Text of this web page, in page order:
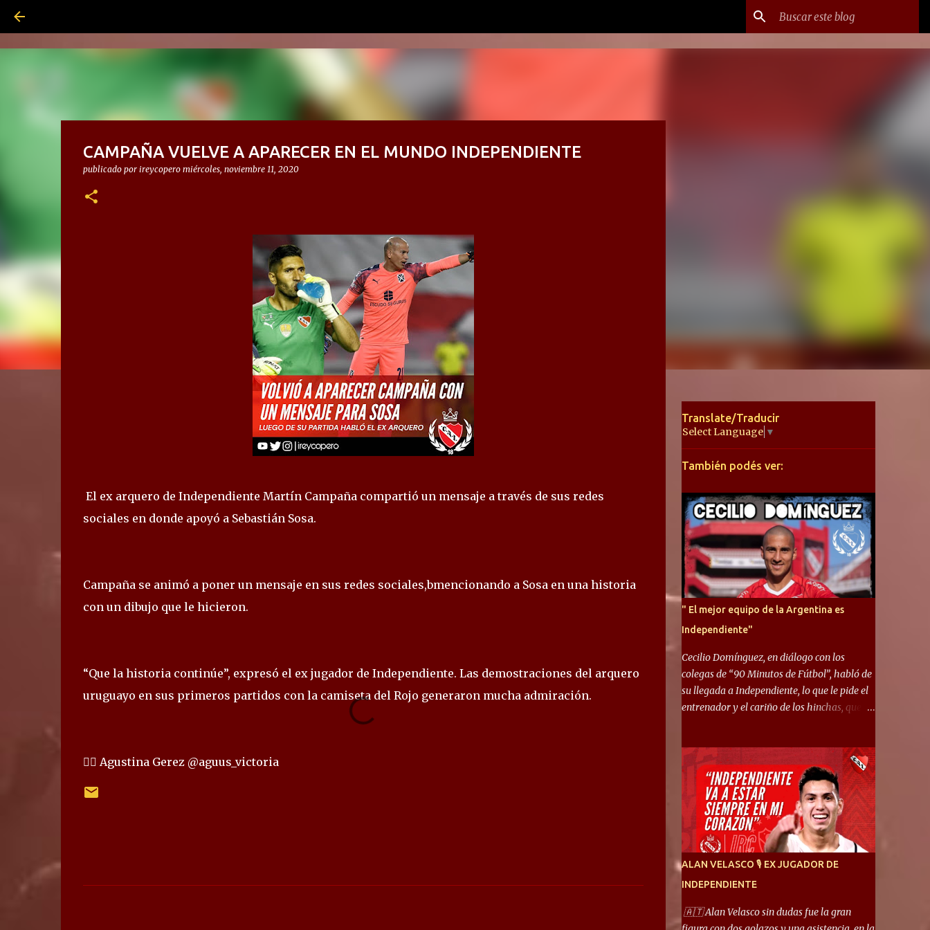
CAMPAÑA VUELVE A APARECER EN EL MUNDO INDEPENDIENTE
publicado por ireycopero miércoles, noviembre 11, 2020
El ex arquero de Independiente Martín Campaña compartió un mensaje a través de sus redes
sociales en donde apoyó a Sebastián Sosa.
Campaña se animó a poner un mensaje en sus redes sociales,bmencionando a Sosa en una historia
con un dibujo que le hicieron.
“Que la historia continúe”, expresó el ex jugador de Independiente. Las demostraciones del arquero
uruguayo en sus primeros partidos con la camiseta del Rojo generaron mucha admiración.
✍🏻 Agustina Gerez @aguus_victoria
Translate/Traducir
Select Language ▼
También podés ver:
" El mejor equipo de la Argentina es
Independiente"
Cecilio Domínguez, en diálogo con los
colegas de “90 Minutos de Fútbol”, habló de
su llegada a Independiente, lo que le pide el
entrenador y el cariño de los hinchas, que se
ayuda a que me adapte rápidamente, soy un
hombre alegre y abierto. Creo que lo estoy
haciendo muy bien. Cuando llegué, llegué a
un Independiente que juega muy dinámico y
me gusta mucho. Me favorece por la forma
de jugar mía y eso también ayudó a que me
adapte”. “Me siento mejor por izquierda,
pero me gusta mucho jugar de 9, y juego sin
problemas por derecha también. Jugar de 9
y de extremo por izquierda es diferente. A mi
me gusta jugar por fuera, porque tengo mas
ALAN VELASCO 🎙 EX JUGADOR DE
INDEPENDIENTE
🇦🇹 Alan Velasco sin dudas fue la gran